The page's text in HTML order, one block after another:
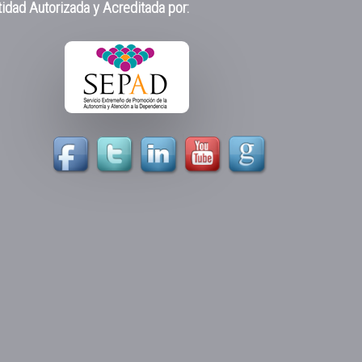
Autorizada y Acreditada por: